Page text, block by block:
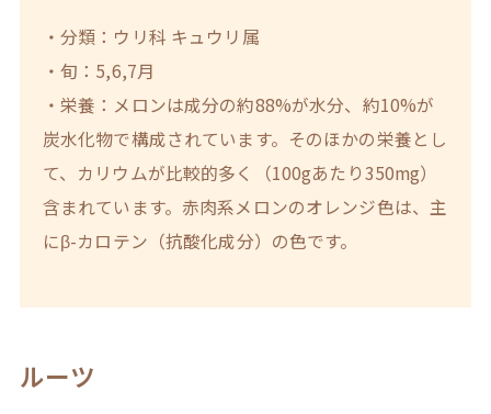
・分類：ウリ科 キュウリ属
・旬：5,6,7月
・栄養：メロンは成分の約88%が水分、約10%が
炭水化物で構成されています。そのほかの栄養とし
て、カリウムが比較的多く（100gあたり350mg）
含まれています。赤肉系メロンのオレンジ色は、主
にβ-カロテン（抗酸化成分）の色です。
ルーツ